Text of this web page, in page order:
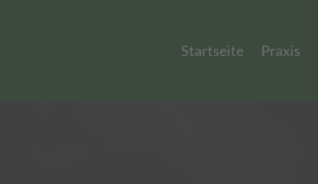
Startseite Praxis